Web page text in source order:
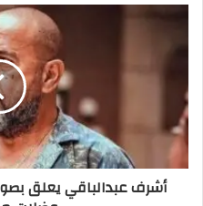
أشرف عبدالباقي يعلق